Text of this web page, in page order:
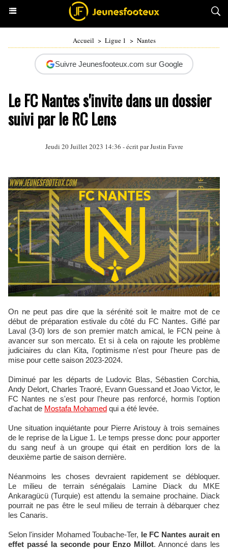
Accueil > Ligue 1 > Nantes
Suivre Jeunesfooteux.com sur Google
Le FC Nantes s'invite dans un dossier
suivi par le RC Lens
Jeudi 20 Juillet 2023 14:36 - écrit parJustin Favre
On ne peut pas dire que la sérénité soit le maitre mot de ce
début de préparation estivale du côté du FC Nantes. Giflé par
Laval (3-0) lors de son premier match amical, le FCN peine à
avancer sur son mercato. Et si à cela on rajoute les problème
judiciaires du clan Kita, l'optimisme n'est pour l'heure pas de
mise pour cette saison 2023-2024.
Diminué par les départs de Ludovic Blas, Sébastien Corchia,
Andy Delort, Charles Traoré, Evann Guessand et Joao Victor, le
FC Nantes ne s'est pour l'heure pas renforcé, hormis l'option
d'achat de Mostafa Mohamed qui a été levée.
Une situation inquiétante pour Pierre Aristouy à trois semaines
de le reprise de la Ligue 1. Le temps presse donc pour apporter
du sang neuf à un groupe qui était en perdition lors de la
deuxième partie de saison dernière.
Néanmoins les choses devraient rapidement se débloquer.
Le milieu de terrain sénégalais Lamine Diack du MKE
Ankaragücü (Turquie) est attendu la semaine prochaine. Diack
pourrait ne pas être le seul milieu de terrain à débarquer chez
les Canaris.
Selon l'insider Mohamed Toubache-Ter, le FC Nantes aurait en
effet passé la seconde pour Enzo Millot. Annoncé dans les